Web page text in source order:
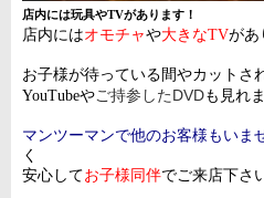
店内には玩具やTVがあります！
店内にはオモチャや大きなTVがあ
お子様が待っている間やカットさ
YouTubeやご持参したDVDも見れ
マンツーマンで他のお客様もいま
く
安心してお子様同伴でご来店下さ